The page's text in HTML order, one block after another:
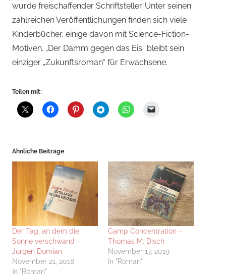
wurde freischaffender Schriftsteller. Unter seinen
zahlreichen Veröffentlichungen finden sich viele
Kinderbücher, einige davon mit Science-Fiction-
Motiven. „Der Damm gegen das Eis“ bleibt sein
einziger „Zukunftsroman“ für Erwachsene.
Teilen mit:
Ähnliche Beiträge
Der Tag, an dem die
Sonne verschwand –
Jürgen Domian
November 21, 2018
In "Roman"
Camp Concentration –
Thomas M. Disch
November 17, 2019
In "Roman"